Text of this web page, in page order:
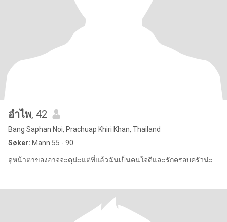
อำไพ, 42
Bang Saphan Noi, Prachuap Khiri Khan, Thailand
Søker: Mann 55 - 90
ดูหน้าตาของอาจจะดุน่ะแต่ที่แล้วฉันเป็นคนใจดีและรักครอบครัวน่ะ